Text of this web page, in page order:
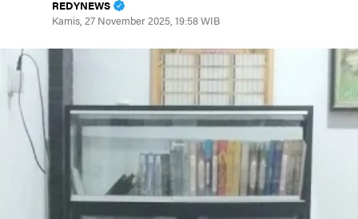
REDYNEWS
Kamis, 27 November 2025, 19:58 WIB